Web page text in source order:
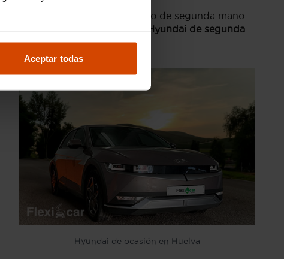
Aceptar todas
. Con un mercado de segunda mano
las ventajas de comprar un
Hyundai de segunda
y satisfactoria.
Hyundai de ocasión en Huelva